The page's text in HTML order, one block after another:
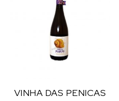
VINHA DAS PENICAS